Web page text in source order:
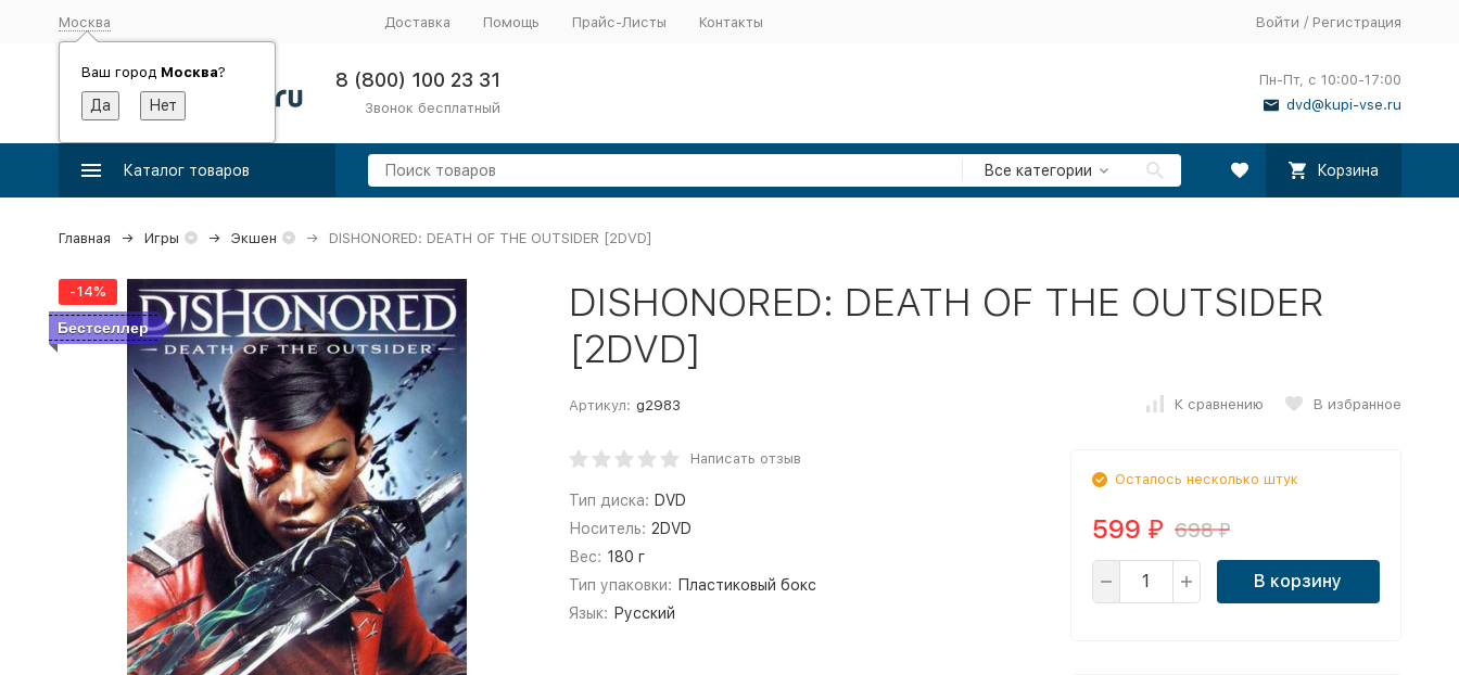
Москва
Ваш город Москва?
Доставка Помощь Прайс-Листы Контакты Войти / Регистрация
8 (800) 100 23 31
Звонок бесплатный
Пн-Пт, с 10:00-17:00
dvd@kupi-vse.ru
Каталог товаров Все категории Корзина
Главная Игры Экшен DISHONORED: DEATH OF THE OUTSIDER [2DVD]
-14%
Бестселлер
DISHONORED: DEATH OF THE OUTSIDER
[2DVD]
Артикул: g2983 К сравнению В избранное
Написать отзыв
Тип диска: DVD
Носитель: 2DVD
Вес: 180 г
Тип упаковки: Пластиковый бокс
Язык: Русский
Осталось несколько штук
599 ₽ 698₽
В корзину